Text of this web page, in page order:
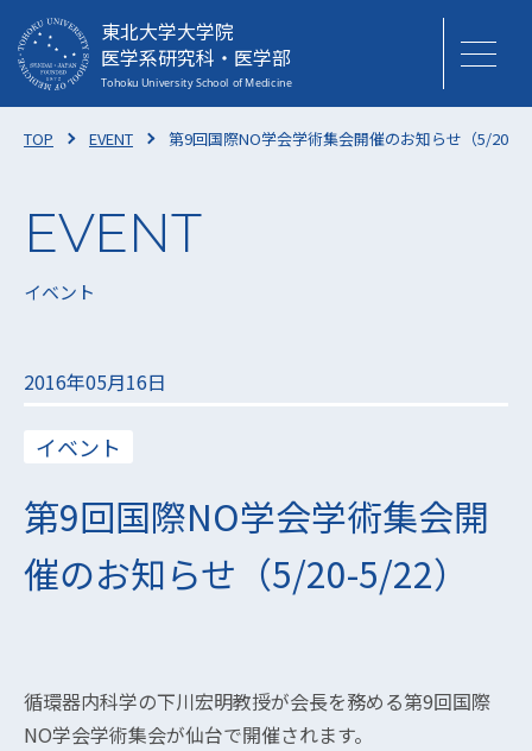
東北大学大学院
医学系研究科・医学部
TOP EVENT 第9回国際NO学会学術集会開催のお知らせ（5/20-5/
イベント
2016年05月16日
イベント
第9回国際NO学会学術集会開
催のお知らせ（5/20-5/22）
循環器内科学の下川宏明教授が会長を務める第9回国際
NO学会学術集会が仙台で開催されます。